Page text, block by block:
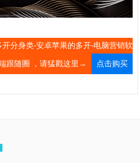
分身类-安卓苹果的多开-电脑营销软
跟随圈 ，请猛戳这里→ 点击购买